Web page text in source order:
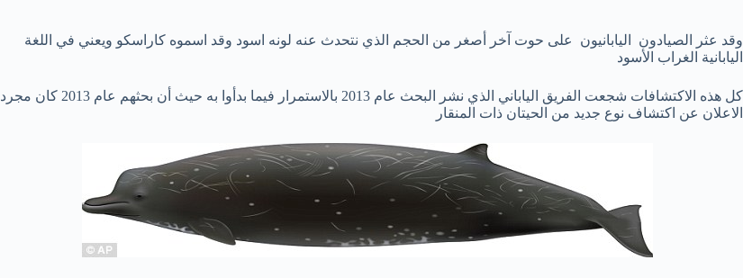
وقد عثر الصيادون اليابانيون على حوت آخر أصغر من الحجم الذي نتحدث عنه لونه اسود وقد اسموه كاراسكو ويعني في اللغة
اليابانية الغراب الأسود
كل هذه الاكتشافات شجعت الفريق الياباني الذي نشر البحث عام 2013 بالاستمرار فيما بدأوا به حيث أن بحثهم عام 2013 كان مجرد
الاعلان عن اكتشاف نوع جديد من الحيتان ذات المنقار